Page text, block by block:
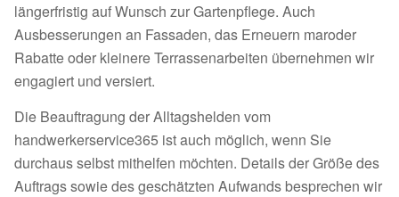
längerfristig auf Wunsch zur Gartenpflege. Auch
Ausbesserungen an Fassaden, das Erneuern maroder
Rabatte oder kleinere Terrassenarbeiten übernehmen wir
engagiert und versiert.
Die Beauftragung der Alltagshelden vom
handwerkerservice365 ist auch möglich, wenn Sie
durchaus selbst mithelfen möchten. Details der Größe des
Auftrags sowie des geschätzten Aufwands besprechen wir